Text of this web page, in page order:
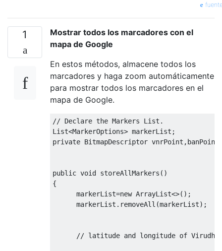
1
Mostrar todos los marcadores con el
mapa de Google
En estos métodos, almacene todos los
marcadores y haga zoom automáticamente
para mostrar todos los marcadores en el
mapa de Google.
// Declare the Markers List.
List<MarkerOptions> markerList ;
private BitmapDescriptor vnrPoint ,banPoint
public void storeAllMarkers ()
{
      markerList
=new ArrayList<>();
      markerList
. removeAll (markerList);
// latitude and longitude of